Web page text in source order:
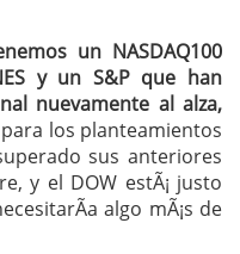
un NASDAQ100
y un S&P que han
nuevamente al alza,
los planteamientos
sus anteriores
y el DOW estÃ¡ justo
algo mÃ¡s de